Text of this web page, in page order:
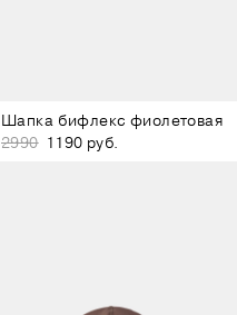
Шапка бифлекс фиолетовая
2990 1190 руб.